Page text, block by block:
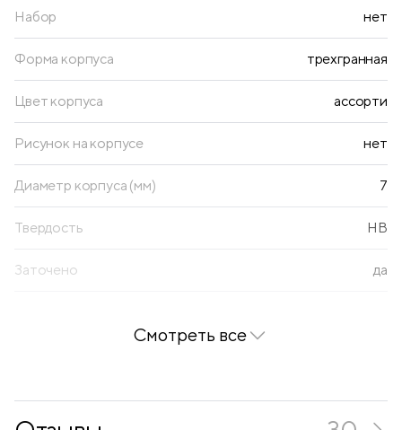
Набор нет
Форма корпуса трехгранная
Цвет корпуса ассорти
Рисунок на корпусе нет
Диаметр корпуса (мм) 7
Твердость HB
Заточено да
Диаметр грифеля 2
Смотреть все